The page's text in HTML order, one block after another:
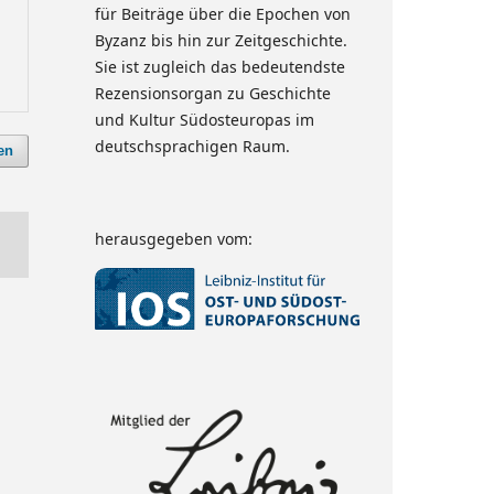
für Beiträge über die Epochen von
Byzanz bis hin zur Zeitgeschichte.
Sie ist zugleich das bedeutendste
Rezensionsorgan zu Geschichte
und Kultur Südosteuropas im
deutschsprachigen Raum.
herausgegeben vom: